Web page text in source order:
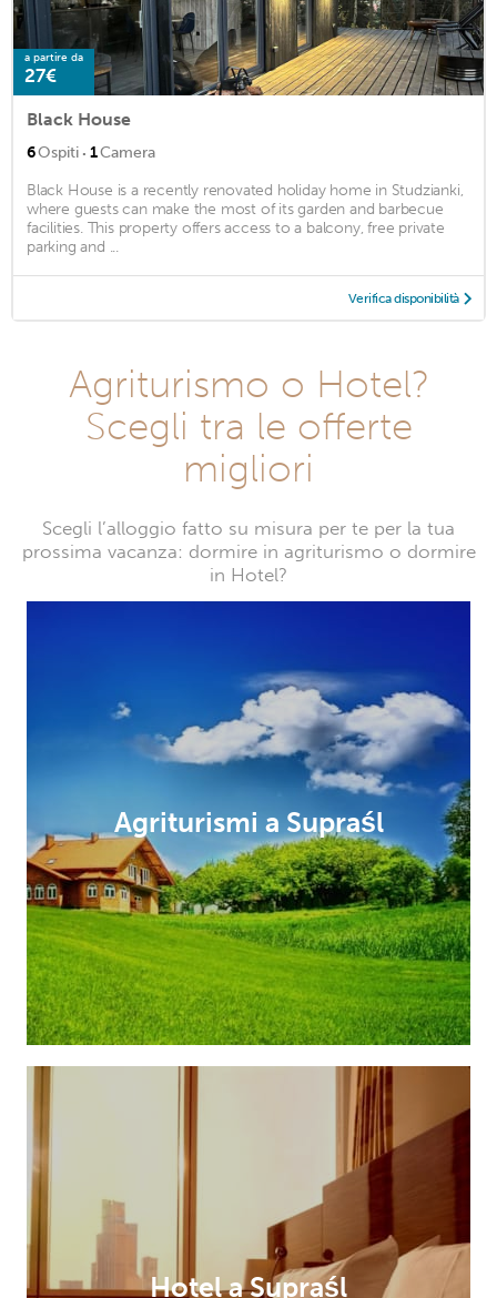
a partire da
27€
Black House
6Ospiti · 1Camera
Black House is a recently renovated holiday home in Studzianki,
where guests can make the most of its garden and barbecue
facilities. This property offers access to a balcony, free private
parking and ...
Verifica disponibilità
Agriturismo o Hotel?
Scegli tra le offerte
migliori
Scegli l’alloggio fatto su misura per te per la tua
prossima vacanza: dormire in agriturismo o dormire
in Hotel?
Agriturismi a Supraśl
Hotel a Supraśl